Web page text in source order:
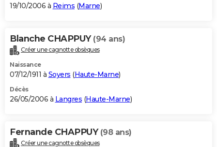
19/10/2006 à Reims (Marne)
Blanche CHAPPUY (94 ans)
Créer une cagnotte obsèques
Naissance
07/12/1911 à Soyers (Haute-Marne)
Décès
26/05/2006 à Langres (Haute-Marne)
Fernande CHAPPUY (98 ans)
Créer une cagnotte obsèques